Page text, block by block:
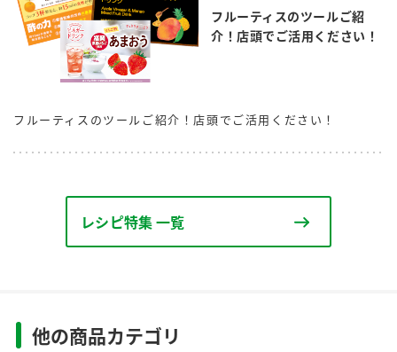
フルーティスのツールご紹
介！店頭でご活用ください！
フルーティスのツールご紹介！店頭でご活用ください！
レシピ特集 一覧
他の商品カテゴリ